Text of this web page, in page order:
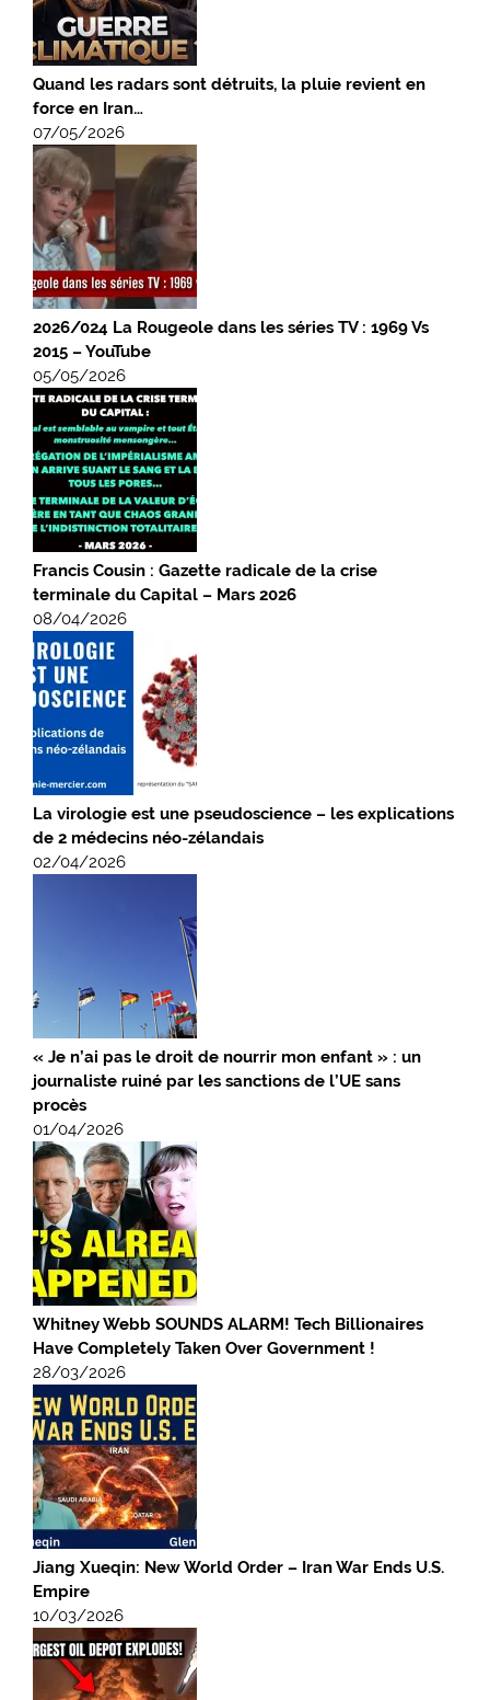
Quand les radars sont détruits, la pluie revient en
force en Iran…
07/05/2026
2026/024 La Rougeole dans les séries TV : 1969 Vs
2015 – YouTube
05/05/2026
Francis Cousin : Gazette radicale de la crise
terminale du Capital – Mars 2026
08/04/2026
La virologie est une pseudoscience – les explications
de 2 médecins néo-zélandais
02/04/2026
« Je n’ai pas le droit de nourrir mon enfant » : un
journaliste ruiné par les sanctions de l’UE sans
procès
01/04/2026
Whitney Webb SOUNDS ALARM! Tech Billionaires
Have Completely Taken Over Government !
28/03/2026
Jiang Xueqin: New World Order – Iran War Ends U.S.
Empire
10/03/2026